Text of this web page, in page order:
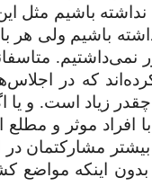
باشیم مثل
باشیم ولی هر
نمی‌داشتیم.
که در
زیاد است. و یا
افراد موثر و
مشارکتمان در
بدون اینکه